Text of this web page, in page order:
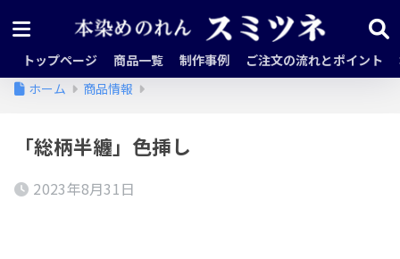
トップページ 商品一覧 制作事例 ご注文の流れとポイント
ホーム
商品情報
「総柄半纏」色挿し
2023年8月31日